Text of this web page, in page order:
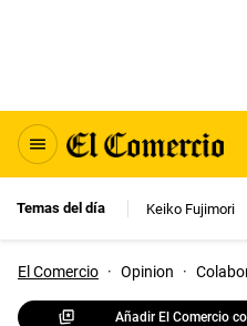
Temas del día Keiko Fujimori
El Comercio · Opinion ·
Añadir El Comercio